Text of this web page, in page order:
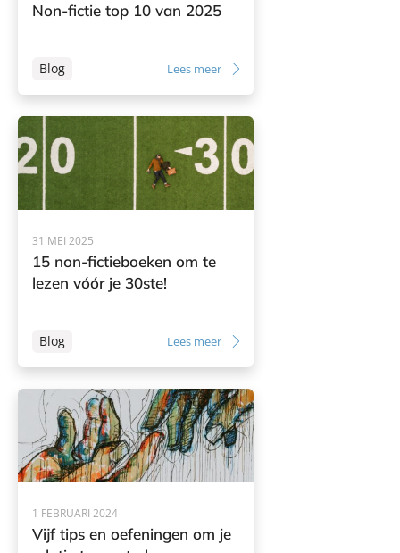
Non-fictie top 10 van 2025
Blog Lees meer
31 MEI 2025
15 non-fictieboeken om te
lezen vóór je 30ste!
Blog Lees meer
1 FEBRUARI 2024
Vijf tips en oefeningen om je